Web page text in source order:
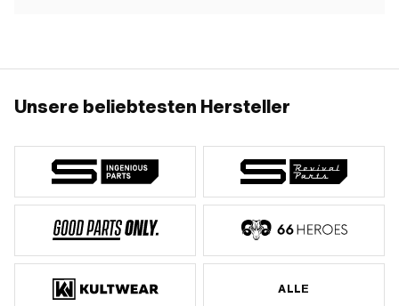
Unsere beliebtesten Hersteller
ALLE